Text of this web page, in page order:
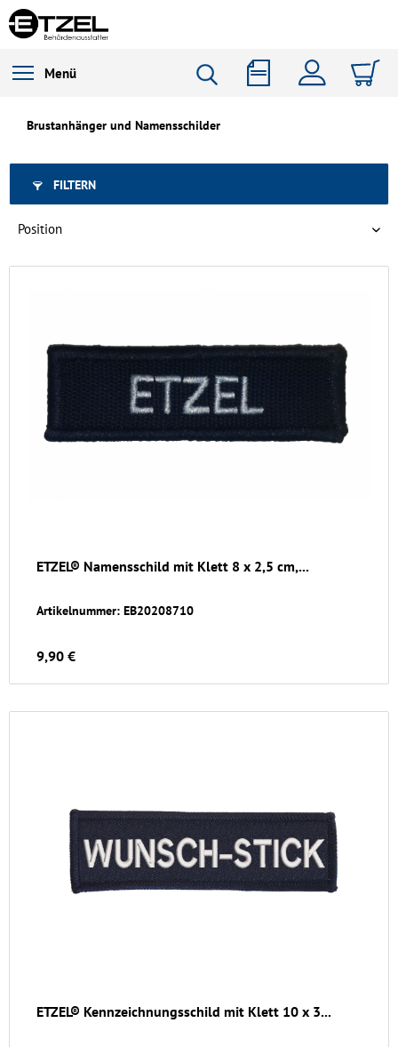
Menü
Brustanhänger und Namensschilder
FILTERN
ETZEL® Namensschild mit Klett 8 x 2,5 cm,...
Artikelnummer: EB20208710
9,90 €
ETZEL® Kennzeichnungsschild mit Klett 10 x 3...